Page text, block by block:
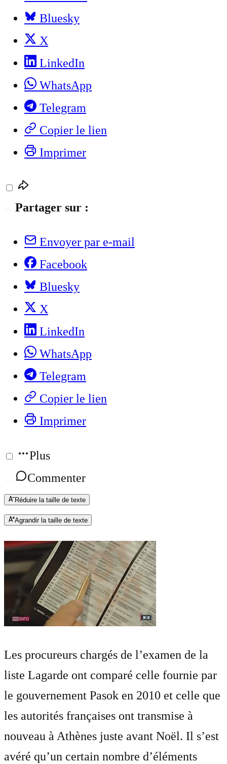
Bluesky
X
LinkedIn
WhatsApp
Telegram
Copier le lien
Imprimer
Partager sur :
Envoyer par e-mail
Facebook
Bluesky
X
LinkedIn
WhatsApp
Telegram
Copier le lien
Imprimer
Plus
Commenter
Réduire la taille de texte
Agrandir la taille de texte
Les procureurs chargés de l’examen de la
liste Lagarde ont comparé celle fournie par
le gouvernement Pasok en 2010 et celle que
les autorités françaises ont transmise à
nouveau à Athènes juste avant Noël. Il s’est
avéré qu’un certain nombre d’éléments